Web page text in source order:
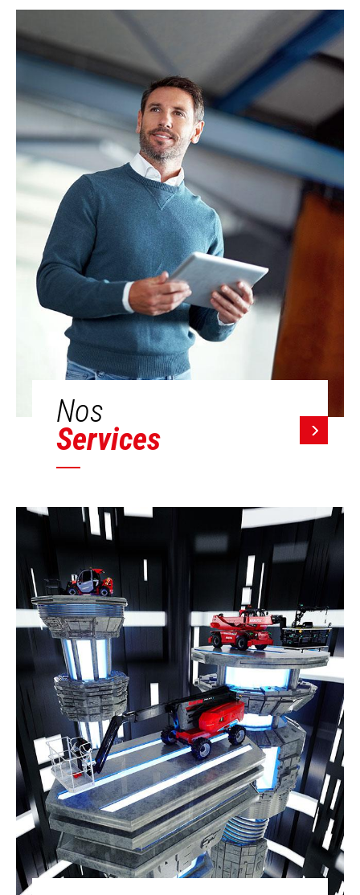
Nos
Services